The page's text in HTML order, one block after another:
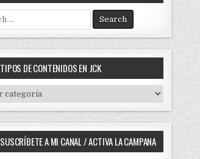
TIPOS DE CONTENIDOS EN JCK
SUSCRÍBETE A MI CANAL / ACTIVA LA CAMPANA